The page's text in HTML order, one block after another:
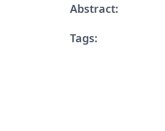
Abstract:
Tags: